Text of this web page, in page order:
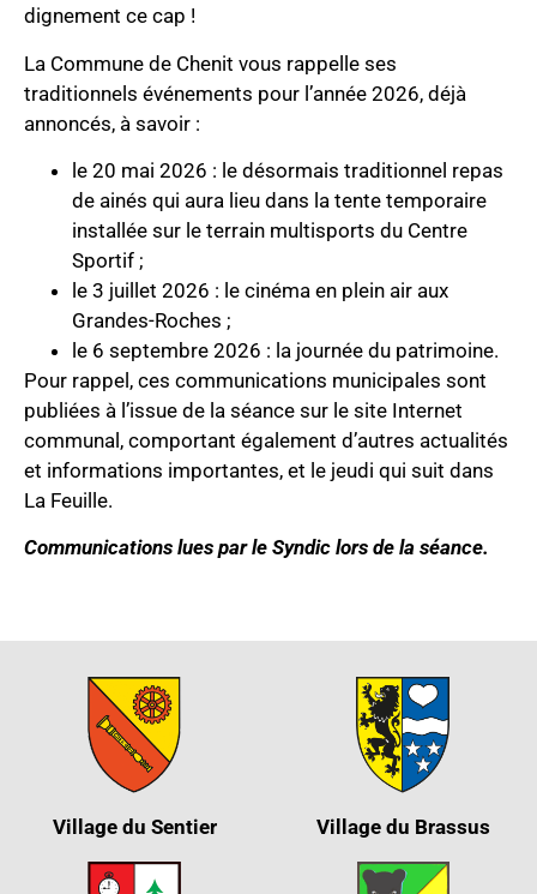
dignement ce cap !
La Commune de Chenit vous rappelle ses
traditionnels événements pour l’année 2026, déjà
annoncés, à savoir :
le 20 mai 2026 : le désormais traditionnel repas
de ainés qui aura lieu dans la tente temporaire
installée sur le terrain multisports du Centre
Sportif ;
le 3 juillet 2026 : le cinéma en plein air aux
Grandes-Roches ;
le 6 septembre 2026 : la journée du patrimoine.
Pour rappel, ces communications municipales sont
publiées à l’issue de la séance sur le site Internet
communal, comportant également d’autres actualités
et informations importantes, et le jeudi qui suit dans
La Feuille.
Communications lues par le Syndic lors de la séance.
Village du Sentier Village du Brassus